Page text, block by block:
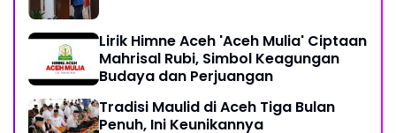
Lirik Himne Aceh 'Aceh Mulia' Ciptaan
Mahrisal Rubi, Simbol Keagungan
Budaya dan Perjuangan
Tradisi Maulid di Aceh Tiga Bulan
Penuh, Ini Keunikannya